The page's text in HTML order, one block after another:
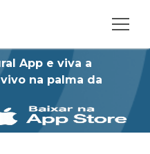
App e viva a
na palma da